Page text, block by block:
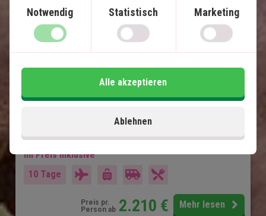
7 Übernachtungen mit Vollpension
Sundowner mit Aussicht über den Bergen
Im Preis inklusive
10 Tage
Preis pr.
Person ab 2.210 € Mehr lesen
Notwendig Statistisch Marketing
Ablehnen
Alle akzeptieren